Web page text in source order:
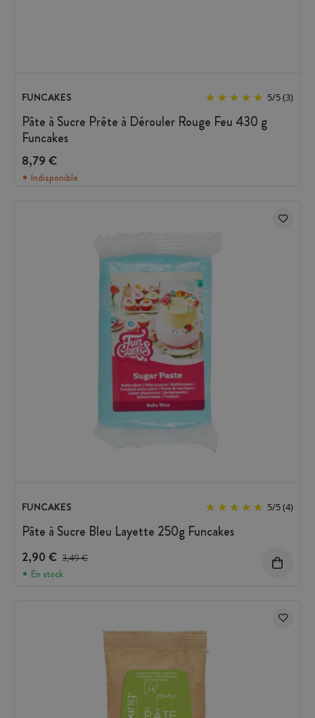
FUNCAKES 5/5(3)
Pâte à Sucre Prête à Dérouler Rouge Feu 430 g
Funcakes
8,79 €
Indisponible
FUNCAKES 5/5(4)
Pâte à Sucre Bleu Layette 250g Funcakes
2,90 € Prix avant réduction :
3,49 €
En stock